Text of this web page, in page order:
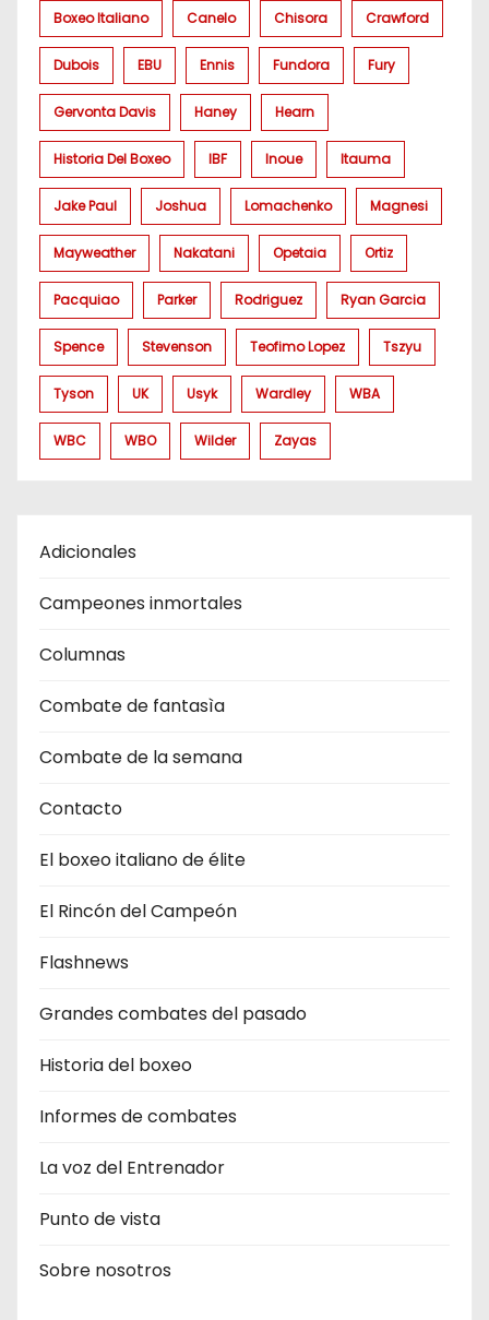
Boxeo Italiano Canelo Chisora Crawford
Dubois EBU Ennis Fundora Fury
Gervonta Davis Haney Hearn
Historia Del Boxeo IBF Inoue Itauma
Jake Paul Joshua Lomachenko Magnesi
Mayweather Nakatani Opetaia Ortiz
Pacquiao Parker Rodriguez Ryan Garcia
Spence Stevenson Teofimo Lopez Tszyu
Tyson UK Usyk Wardley WBA
WBC WBO Wilder Zayas
Adicionales
Campeones inmortales
Columnas
Combate de fantasìa
Combate de la semana
Contacto
El boxeo italiano de élite
El Rincón del Campeón
Flashnews
Grandes combates del pasado
Historia del boxeo
Informes de combates
La voz del Entrenador
Punto de vista
Sobre nosotros